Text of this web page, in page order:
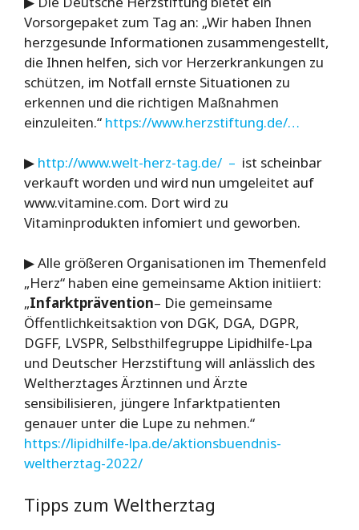
Vorsorgepaket zum Tag an: „Wir haben Ihnen
herzgesunde Informationen zusammengestellt,
die Ihnen helfen, sich vor Herzerkrankungen zu
schützen, im Notfall ernste Situationen zu
erkennen und die richtigen Maßnahmen
einzuleiten.“ https://www.herzstiftung.de/…
▶ http://www.welt-herz-tag.de/ – ist scheinbar
verkauft worden und wird nun umgeleitet auf
www.vitamine.com. Dort wird zu
Vitaminprodukten infomiert und geworben.
▶ Alle größeren Organisationen im Themenfeld
„Herz“ haben eine gemeinsame Aktion initiiert:
„Infarktprävention– Die gemeinsame
Öffentlichkeitsaktion von DGK, DGA, DGPR,
DGFF, LVSPR, Selbsthilfegruppe Lipidhilfe-Lpa
und Deutscher Herzstiftung will anlässlich des
Weltherztages Ärztinnen und Ärzte
sensibilisieren, jüngere Infarktpatienten
genauer unter die Lupe zu nehmen.“
https://lipidhilfe-lpa.de/aktionsbuendnis-
weltherztag-2022/
Tipps zum Weltherztag